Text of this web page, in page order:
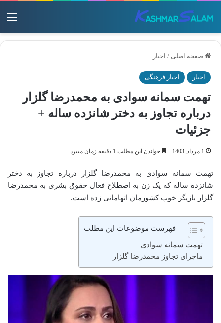
صفحه اصلی / اخبار
اخبار اخبار فرهنگی
تهمت سمانه سوادی به محمدرضا گلزار
درباره تجاوز به دختر شانزده ساله +
جزئیات
1 مرداد, 1403 خواندن این مطلب 1 دقیقه زمان میبرد
تهمت سمانه سوادی به محمدرضا گلزار درباره تجاوز به دختر
شانزده ساله که یک زن به اصطلاح فعال حقوق بشری به محمدرضا
گلزار بازیگر خوب کشورمان اتهاماتی زده است.
فهرست موضوعات این مطلب
تهمت سمانه سوادی
ماجرای تجاوز محمدرضا گلزار